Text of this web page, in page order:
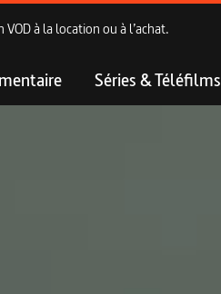
à la location ou à l’achat.
Séries & Téléfilms